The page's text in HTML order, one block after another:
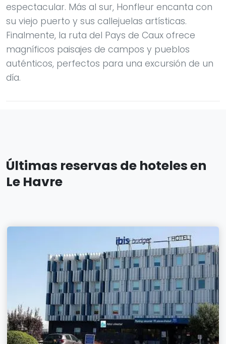
espectacular. Más al sur, Honfleur encanta con
su viejo puerto y sus callejuelas artísticas.
Finalmente, la ruta del Pays de Caux ofrece
magníficos paisajes de campos y pueblos
auténticos, perfectos para una excursión de un
día.
Últimas reservas de hoteles en
Le Havre